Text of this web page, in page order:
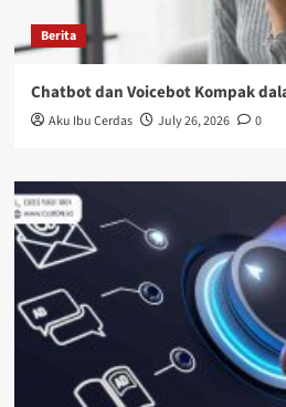
Berita
Chatbot dan Voicebot Kompak
Aku Ibu Cerdas July 26, 2026 0